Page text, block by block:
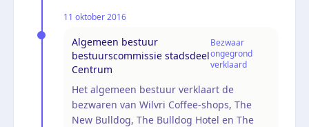
11 oktober 2016
Algemeen bestuur
bestuurscommissie stadsdeel
Centrum
Bezwaar
ongegrond
verklaard
Het algemeen bestuur verklaart de
bezwaren van Wilvri Coffee-shops, The
New Bulldog, The Bulldog Hotel en The